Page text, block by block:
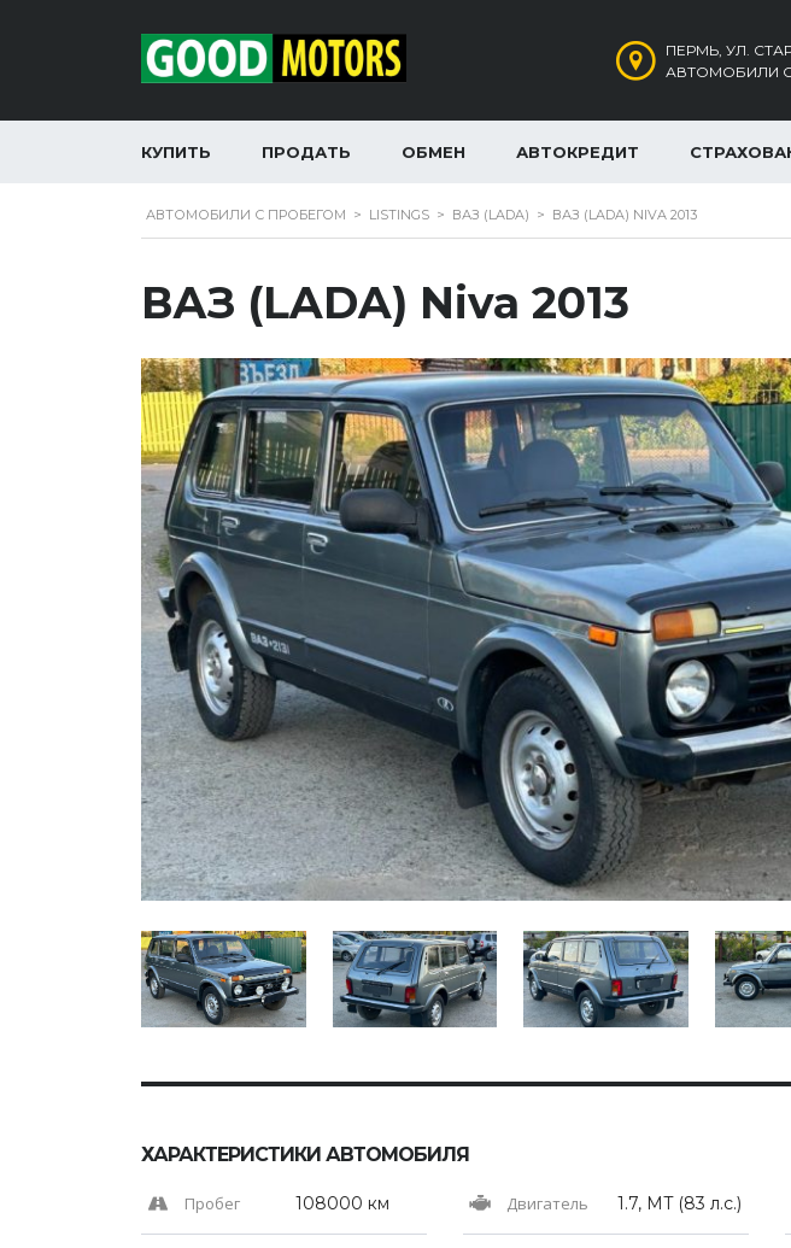
ПЕРМЬ, УЛ.
АВТОМОБИЛИ
КУПИТЬ ПРОДАТЬ ОБМЕН АВТОКРЕДИТ
АВТОМОБИЛИ С ПРОБЕГОМ > LISTINGS > ВАЗ (LADA) > ВАЗ (LADA) NIVA 2013
ВАЗ (LADA) Niva 2013
ХАРАКТЕРИСТИКИ АВТОМОБИЛЯ
Пробег 108000 км Двигатель 1.7, MT (83 л.с.)